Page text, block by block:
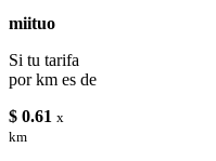
miituo
Si tu tarifa
por km es de
$ 0.61 x
km